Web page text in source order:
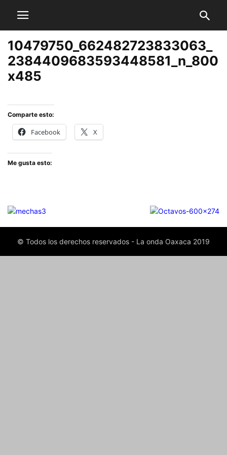
10479750_662482723833063_
2384409683593448581_n_800
x485
Comparte esto:
Facebook X
Me gusta esto:
© Todos los derechos reservados - La onda Oaxaca 2019